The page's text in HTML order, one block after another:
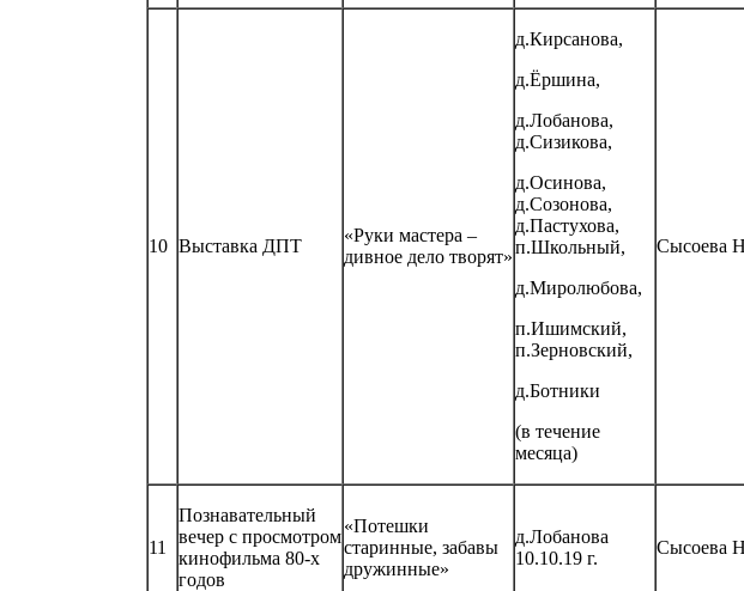
10 Выставка ДПТ
«Руки мастера –
дивное дело творят»
д.Кирсанова,
д.Ёршина,
д.Лобанова,
д.Сизикова,
д.Осинова,
д.Созонова,
д.Пастухова,
п.Школьный,
д.Миролюбова,
п.Ишимский,
п.Зерновский,
д.Ботники
(в течение
месяца)
Сысоева
11
Познавательный
вечер с просмотром
кинофильма 80-х
годов
«Потешки
старинные, забавы
дружинные»
д.Лобанова
10.10.19 г.
Сысоева